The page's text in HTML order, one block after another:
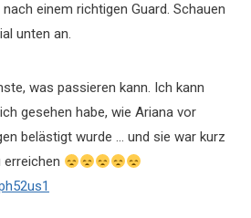
einem richtigen Guard. Schauen
unten an.
was passieren kann. Ich kann
gesehen habe, wie Ariana vor
belästigt wurde … und sie war kurz
erreichen